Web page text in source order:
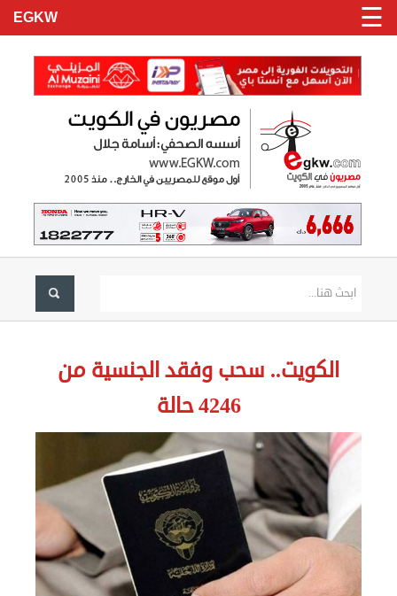
EGKW ☰
الكويت.. سحب وفقد الجنسية من
4246 حالة